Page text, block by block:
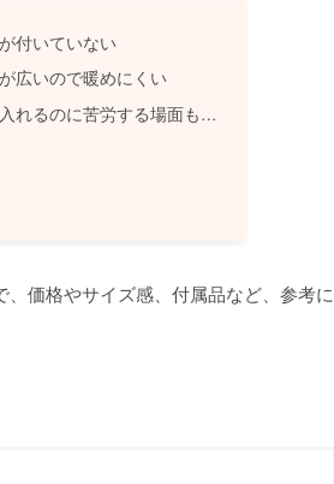
付いていない
広いので暖めにくい
れるのに苦労する場面も…
価格やサイズ感、付属品など、参考に